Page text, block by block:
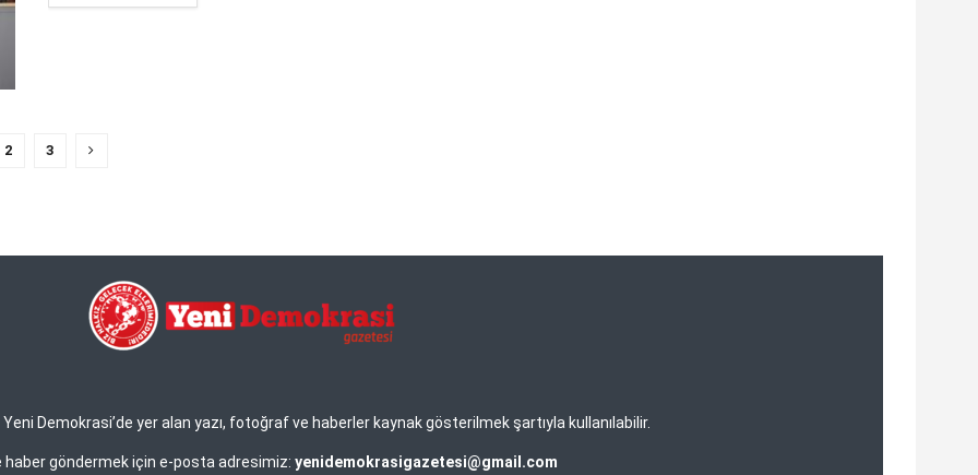
2 3
Demokrasi’de yer alan yazı, fotoğraf ve haberler kaynak gösterilmek şartıyla kullanılabilir.
haber göndermek için e-posta adresimiz: yenidemokrasigazetesi@gmail.com